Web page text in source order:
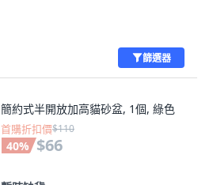
篩選器
簡約式半開放加高貓砂盆, 1個, 綠色
首購折扣價$110
40% $66